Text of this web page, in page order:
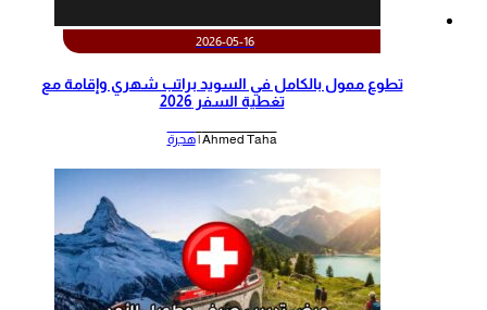
2026-05-16
تطوع ممول بالكامل في السويد براتب شهري وإقامة مع
تغطية السفر 2026
Ahmed Taha | هجرة